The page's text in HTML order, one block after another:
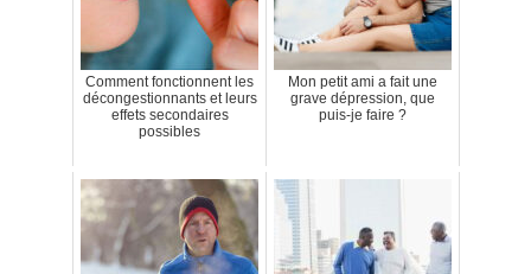
Comment fonctionnent les
décongestionnants et leurs
effets secondaires
possibles
Mon petit ami a fait une
grave dépression, que
puis-je faire ?